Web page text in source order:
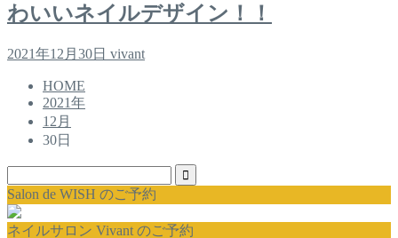
わいいネイルデザイン！！
2021年12月30日 vivant
HOME
2021年
12月
30日
Salon de WISH のご予約
ネイルサロン Vivant のご予約